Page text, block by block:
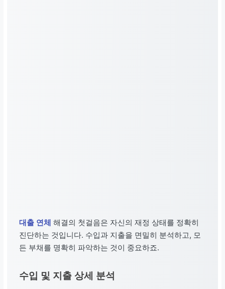
대출 연체 해결의 첫걸음은 자신의 재정 상태를 정확히
진단하는 것입니다. 수입과 지출을 면밀히 분석하고, 모
든 부채를 명확히 파악하는 것이 중요하죠.
수입 및 지출 상세 분석